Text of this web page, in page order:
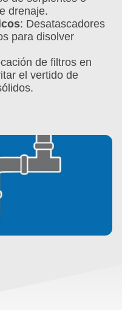
drenaje.
: Desatascadores
para disolver
de filtros en
el vertido de